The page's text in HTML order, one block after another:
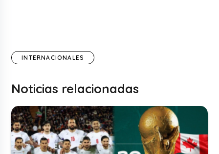
INTERNACIONALES
Noticias relacionadas